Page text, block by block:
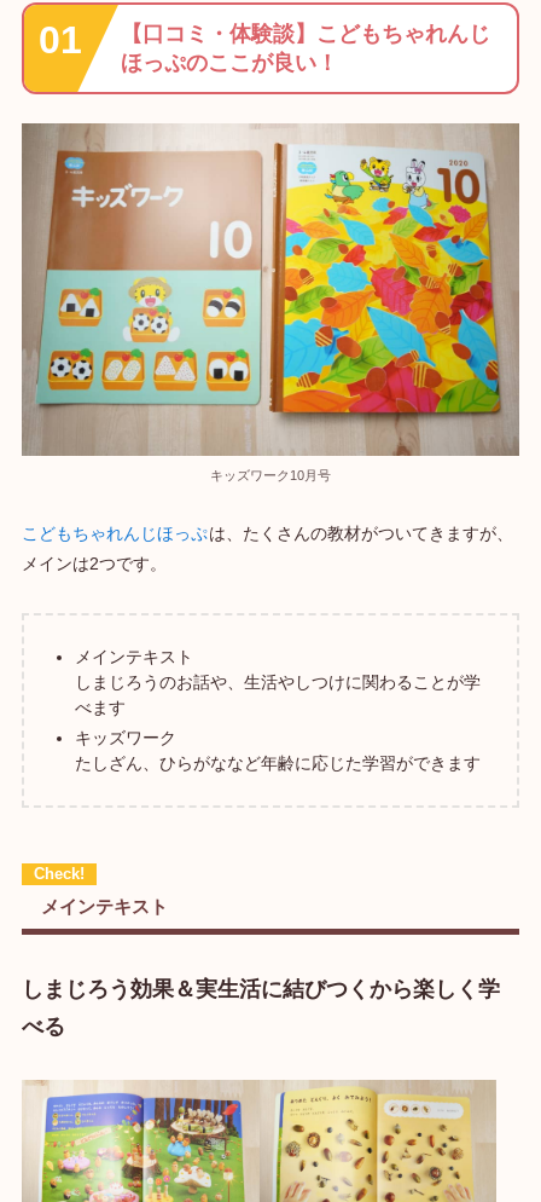
【口コミ・体験談】こどもちゃれんじ
ほっぷのここが良い！
キッズワーク10月号
こどもちゃれんじほっぷは、たくさんの教材がついてきますが、
メインは2つです。
メインテキスト
しまじろうのお話や、生活やしつけに関わることが学
べます
キッズワーク
たしざん、ひらがななど年齢に応じた学習ができます
メインテキスト
しまじろう効果＆実生活に結びつくから楽しく学
べる